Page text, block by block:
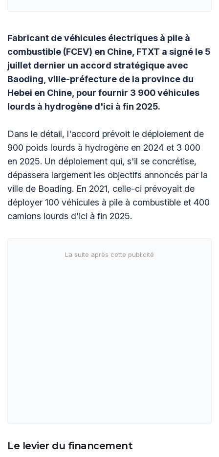
Fabricant de véhicules électriques à pile à
combustible (FCEV) en Chine, FTXT a signé le 5
juillet dernier un accord stratégique avec
Baoding, ville-préfecture de la province du
Hebei en Chine, pour fournir 3 900 véhicules
lourds à hydrogène d'ici à fin 2025.
Dans le détail, l'accord prévoit le déploiement de
900 poids lourds à hydrogène en 2024 et 3 000
en 2025. Un déploiement qui, s'il se concrétise,
dépassera largement les objectifs annoncés par la
ville de Boading. En 2021, celle-ci prévoyait de
déployer 100 véhicules à pile à combustible et 400
camions lourds d'ici à fin 2025.
Le levier du financement